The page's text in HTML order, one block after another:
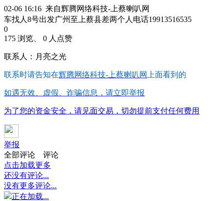
02-06 16:16 来自辉腾网络科技-上蔡喇叭网
车找人8号出发广州至上蔡县差两个人电话19913516535
0
175 浏览、 0 人点赞
联系人：月亮之光
联系时请告知在辉腾网络科技-上蔡喇叭网 上面看到的
如遇无效、虚假、诈骗信息，请立即举报
为了您的资金安全，请见面交易，切勿提前支付任何费用
举报
全部评论
评论
点击加载更多
还没有评论...
没有更多评论...
正在加载...